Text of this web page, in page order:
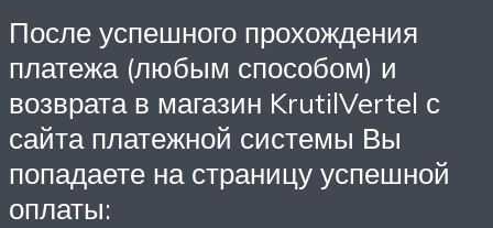
После успешного прохождения
платежа (любым способом) и
возврата в магазин KrutilVertel с
сайта платежной системы Вы
попадаете на страницу успешной
оплаты: